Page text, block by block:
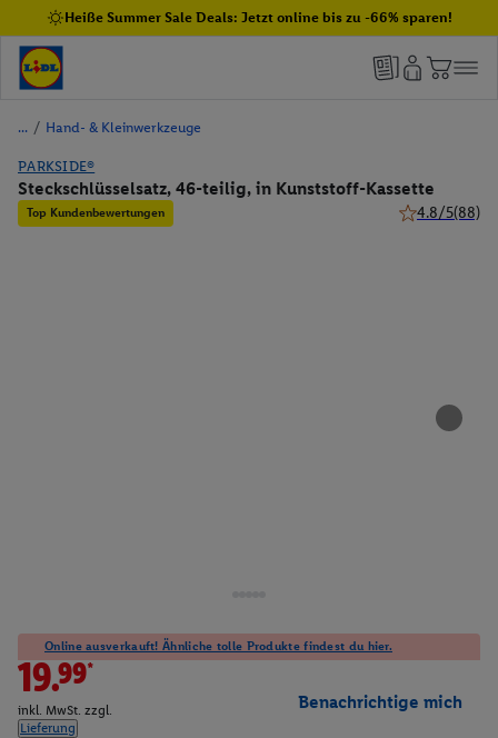
Heiße Summer Sale Deals: Jetzt online bis zu -66% sparen!
/ Hand- & Kleinwerkzeuge
PARKSIDE®
Steckschlüsselsatz, 46-teilig, in Kunststoff-Kassette
Top Kundenbewertungen 4.8/5(88)
Online ausverkauft! Ähnliche tolle Produkte findest du hier.
19.99*
inkl. MwSt. zzgl.
Lieferung
Benachrichtige mich